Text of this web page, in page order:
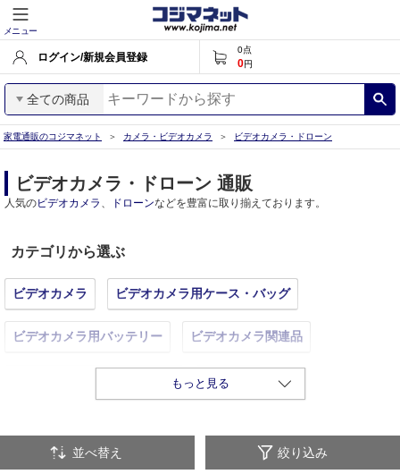
メニュー
ログイン/新規会員登録
0点
0円
全ての商品
家電通販のコジマネット カメラ・ビデオカメラ ビデオカメラ・ドローン
ビデオカメラ・ドローン 通販
人気のビデオカメラ 、 ドローンなどを豊富に取り揃えております。
カテゴリから選ぶ
ビデオカメラ ビデオカメラ用ケース・バッグ
ビデオカメラ用バッテリー ビデオカメラ関連品
ビデオカメラ用テープ・DVD ドローン
もっと見る
並べ替え 絞り込み